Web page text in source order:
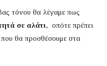
τόνου θα λέγαμε πως
σε αλάτι, οπότε πρέπει
θα προσθέσουμε στα